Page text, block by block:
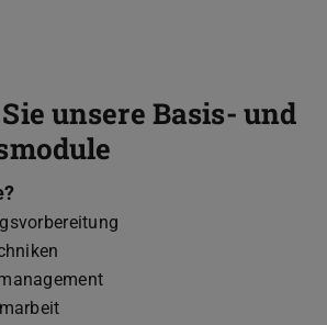
unsere Basis- und